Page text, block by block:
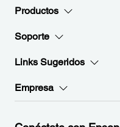
Productos
Soporte
Links Sugeridos
Empresa